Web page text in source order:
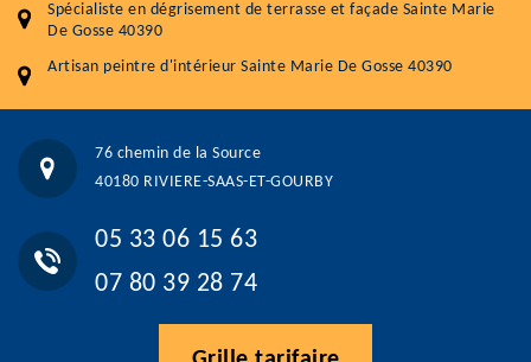
Spécialiste en dégrisement de terrasse et façade Sainte Marie
De Gosse 40390
Artisan peintre d'intérieur Sainte Marie De Gosse 40390
76 chemin de la Source
40180 RIVIERE-SAAS-ET-GOURBY
05 33 06 15 63
07 80 39 28 74
Artisant local recommander
76 chemin de la Source 40180 RIVIERE-SAAS-ET-GOURBY